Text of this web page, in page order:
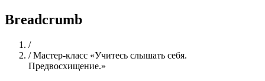
Breadcrumb
/Home
/ Мастер-класс «Учитесь слышать себя.
Предвосхищение.»